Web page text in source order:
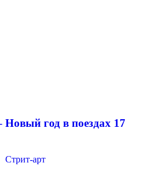
год в поездах 17
Стрит-арт